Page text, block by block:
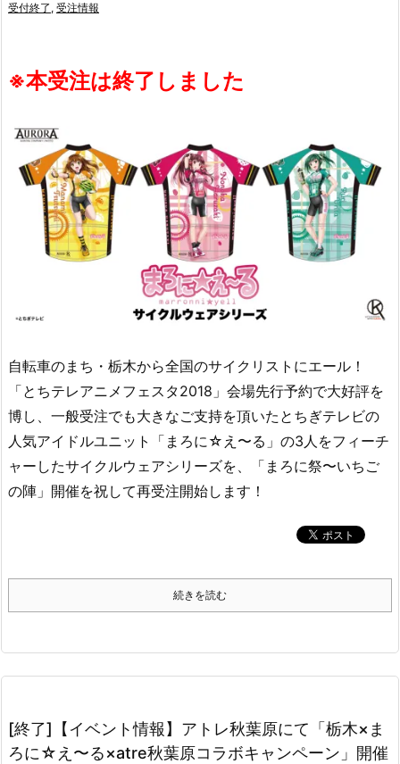
受付終了 , 受注情報
※本受注は終了しました
自転車のまち・栃木から全国のサイクリストにエール！
「とちテレアニメフェスタ2018」会場先行予約で大好評を
博し、一般受注でも大きなご支持を頂いたとちぎテレビの
人気アイドルユニット「まろに☆え〜る」の3人をフィーチ
ャーしたサイクルウェアシリーズを、「まろに祭〜いちご
の陣」開催を祝して再受注開始します！
続きを読む
[終了]【イベント情報】アトレ秋葉原にて「栃木×ま
ろに☆え〜る×atre秋葉原コラボキャンペーン」開催